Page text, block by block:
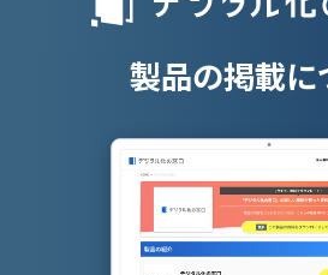
製品の掲載に